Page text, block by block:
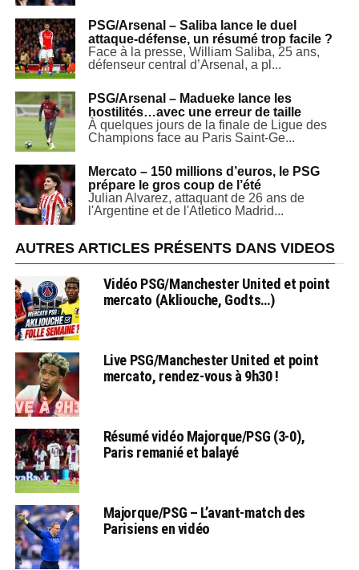
PSG/Arsenal – Saliba lance le duel
attaque-défense, un résumé trop facile ?
Face à la presse, William Saliba, 25 ans,
défenseur central d’Arsenal, a pl...
PSG/Arsenal – Madueke lance les
hostilités…avec une erreur de taille
À quelques jours de la finale de Ligue des
Champions face au Paris Saint-Ge...
Mercato – 150 millions d’euros, le PSG
prépare le gros coup de l’été
Julian Alvarez, attaquant de 26 ans de
l'Argentine et de l'Atletico Madrid...
AUTRES ARTICLES PRÉSENTS DANS VIDEOS
Vidéo PSG/Manchester United et point
mercato (Akliouche, Godts…)
Live PSG/Manchester United et point
mercato, rendez-vous à 9h30 !
Résumé vidéo Majorque/PSG (3-0),
Paris remanié et balayé
Majorque/PSG – L’avant-match des
Parisiens en vidéo